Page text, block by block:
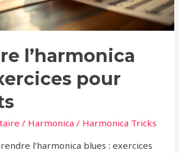
l’harmonica
pour
/ Harmonica / Harmonica Tricks
l’harmonica blues : exercices